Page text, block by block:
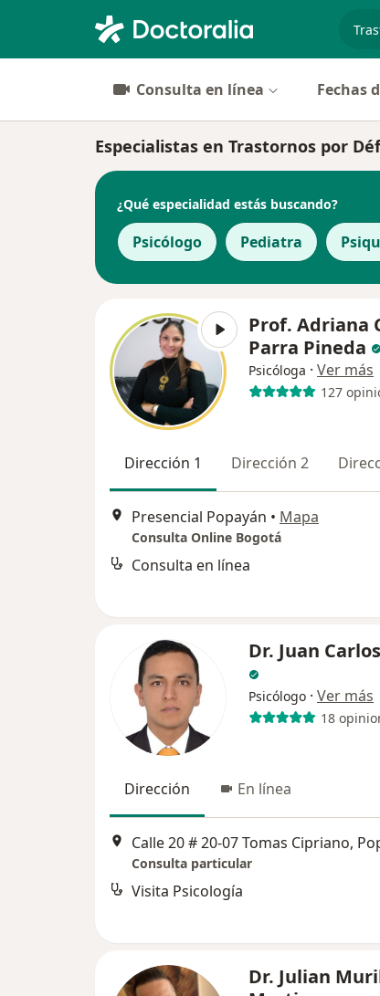
Consulta en línea Fechas
Especialistas en Trastornos por
¿Qué especialidad estás buscando?
Psicólogo Pediatra
Prof. Adriana
Parra Pineda
Psicóloga · Ver más
127
Dirección 1 Dirección 2
Presencial Popayán • Mapa
Consulta Online Bogotá
Consulta en línea
Dr. Juan
Psicólogo · Ver más
18
Dirección En línea
Consulta particular
Visita Psicología
Dr. Julian